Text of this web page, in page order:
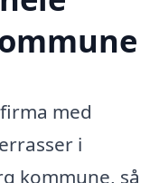
med
i
kommune, så